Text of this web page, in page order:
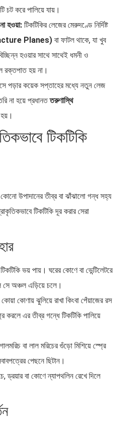
চট করে পালিয়ে যায়।
হওয়া: টিকটিকির লেজের মেরুদণ্ডে নির্দিষ্ট
Planes) বা ফাটল থাকে, যা খুব
হওয়ার সাথে সাথেই ধমনী ও
রক্তপাত হয় না।
পড়ার কয়েক সপ্তাহের মধ্যে নতুন লেজ
না হয়ে প্রধানততরুণাস্থি
টিকটিকি
উপাদানের তীব্র বা ঝাঁঝালো গন্ধ সহ্য
টিকটিকি দূর করার সেরা
ভয় পায়। ঘরের কোণে বা ভেন্টিলেটরে
সে অঞ্চল এড়িয়ে চলে।
কোণায় ঝুলিয়ে রাখা কিংবা পেঁয়াজের রস
করলে এর তীব্র গন্ধে টিকটিকি পালিয়ে
বা লাল মরিচের গুঁড়ো মিশিয়ে স্প্রে
পেছনে ছিটান।
ড্রয়ার বা কোণে ন্যাপথলিন রেখে দিলে